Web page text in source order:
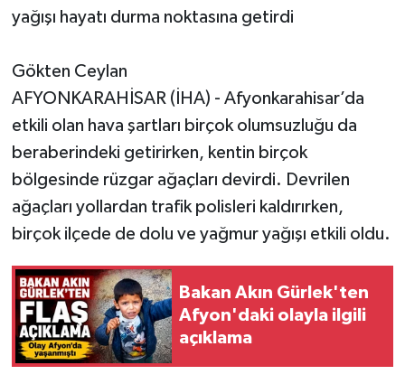
yağışı hayatı durma noktasına getirdi
Gökten Ceylan
AFYONKARAHİSAR (İHA) - Afyonkarahisar’da
etkili olan hava şartları birçok olumsuzluğu da
beraberindeki getirirken, kentin birçok
bölgesinde rüzgar ağaçları devirdi. Devrilen
ağaçları yollardan trafik polisleri kaldırırken,
birçok ilçede de dolu ve yağmur yağışı etkili oldu.
Bakan Akın Gürlek'ten
Afyon'daki olayla ilgili
açıklama